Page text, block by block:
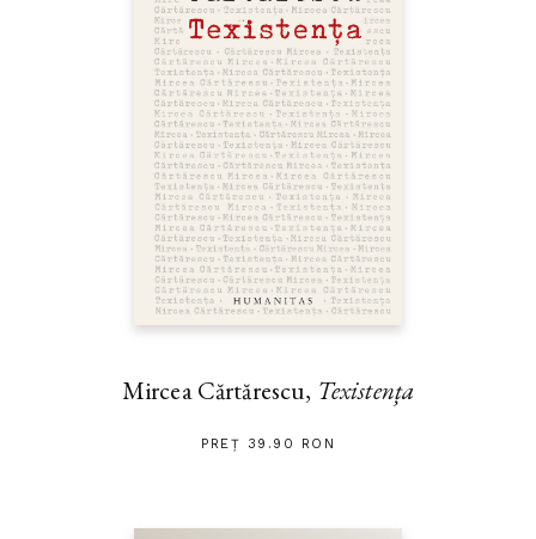
Mircea Cărtărescu, Texistența
PREȚ 39.90 RON